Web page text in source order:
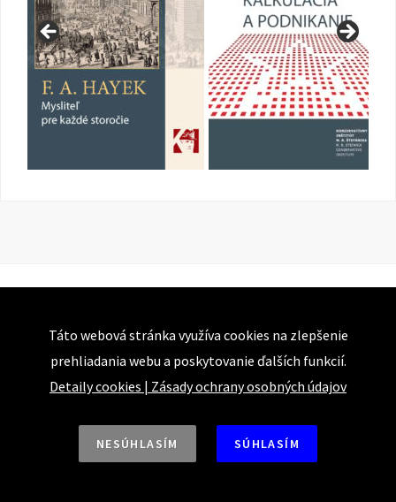
Táto webová stránka využíva cookies na zlepšenie
prehliadania webu a poskytovanie ďalších funkcií.
Detaily cookies | Zásady ochrany osobných údajov
NESÚHLASÍM SÚHLASÍM